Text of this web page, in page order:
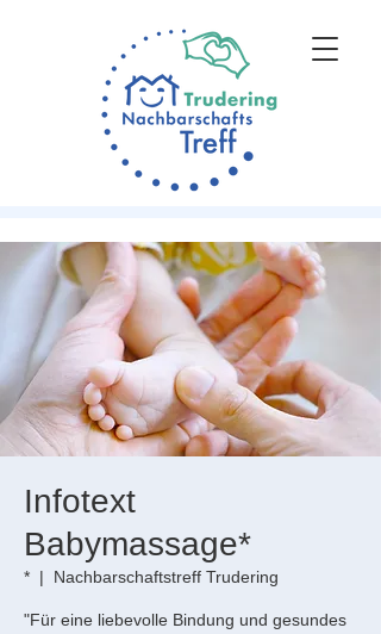
Infotext
Babymassage*
*
  |
Nachbarschaftstreff Trudering
"Für eine liebevolle Bindung und gesundes